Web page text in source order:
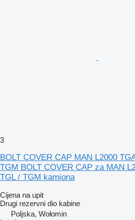
3
BOLT COVER CAP MAN L2000
TGM BOLT COVER CAP za MAN
TGL / TGM kamiona
Cijena na upit
Drugi rezervni dio kabine
Poljska, Wołomin